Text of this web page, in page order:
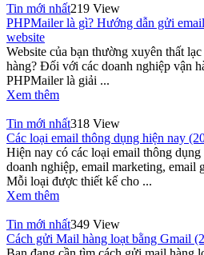
Tin mới nhất219 View
PHPMailer là gì? Hướng dẫn gửi
website
Website của bạn thường xuyên thất
hàng? Đối với các doanh nghiệp vận
PHPMailer là giải ...
Xem thêm
Tin mới nhất318 View
Các loại email thông dụng hiện nay
Hiện nay có các loại email thông
doanh nghiệp, email marketing, email
Mỗi loại được thiết kế cho ...
Xem thêm
Tin mới nhất349 View
Cách gửi Mail hàng loạt bằng Gmail